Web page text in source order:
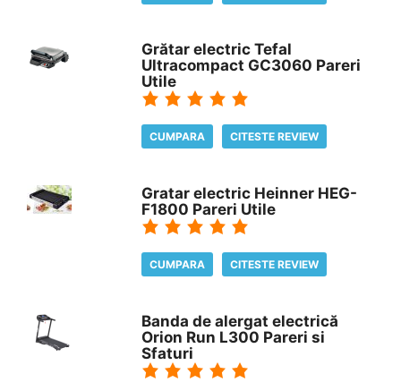
Grătar electric Tefal
Ultracompact GC3060 Pareri
Utile
CUMPARA CITESTE REVIEW
Gratar electric Heinner HEG-
F1800 Pareri Utile
CUMPARA CITESTE REVIEW
Banda de alergat electrică
Orion Run L300 Pareri si
Sfaturi